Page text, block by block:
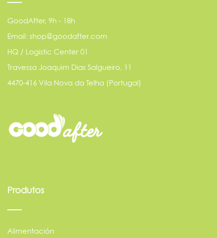
GoodAfter, 9h - 18h
Email: shop@goodafter.com
HQ / Logistic Center 01
Travessa Joaquim Dias Salgueiro, 11
4470-416 Vila Nova da Telha (Portugal)
Produtos
Alimentación